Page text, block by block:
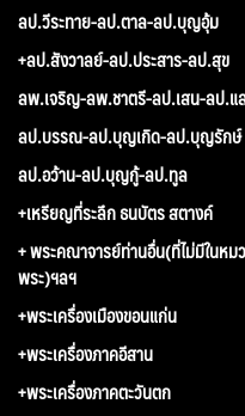
ลป.วีระทาย-ลป.ตาล-ลป.บุญอุ้ม
+ลป.สังวาลย์-ลป.ประสาร-ลป.สุข
ลพ.เจริญ-ลพ.ชาตรี-ลป.เสน-ลป.แ
ลป.บรรณ-ลป.บุญเกิด-ลป.บุญรักษ์
ลป.อว้าน-ลป.บุญกู้-ลป.ทูล
+เหรียญที่ระลึก ธนบัตร สตางค์
+ พระคณาจารย์ท่านอื่น(ที่ไม่มีในหม
พระ)ฯลฯ
+พระเครื่องเมืองขอนแก่น
+พระเครื่องภาคอีสาน
+พระเครื่องภาคตะวันตก